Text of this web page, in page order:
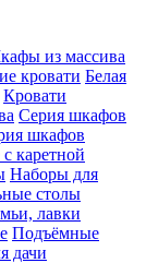
из массива
кровати Белая
Кровати
Серия шкафов
шкафов
каретной
Наборы для
столы
лавки
Подъёмные
дачи